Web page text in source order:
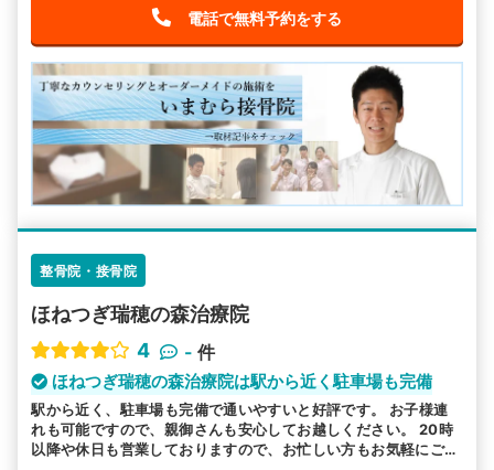
電話で無料予約をする
整骨院・接骨院
ほねつぎ瑞穂の森治療院
4
- 件
ほねつぎ瑞穂の森治療院は駅から近く駐車場も完備
駅から近く、駐車場も完備で通いやすいと好評です。 お子様連
れも可能ですので、親御さんも安心してお越しください。 20時
以降や休日も営業しておりますので、お忙しい方もお気軽にご利